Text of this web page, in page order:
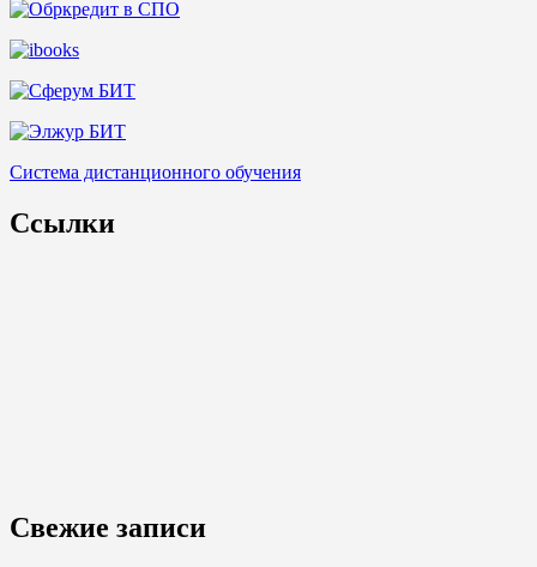
Система дистанционного обучения
Ссылки
Свежие записи